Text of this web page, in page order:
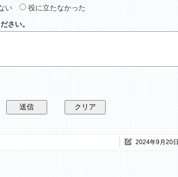
い
役に立たなかった
さい。
2024年9月20日